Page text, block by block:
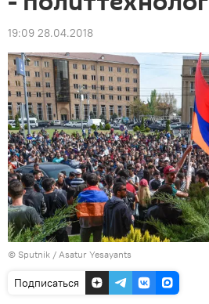
19:09 28.04.2018
© Sputnik / Asatur Yesayants
Подписаться